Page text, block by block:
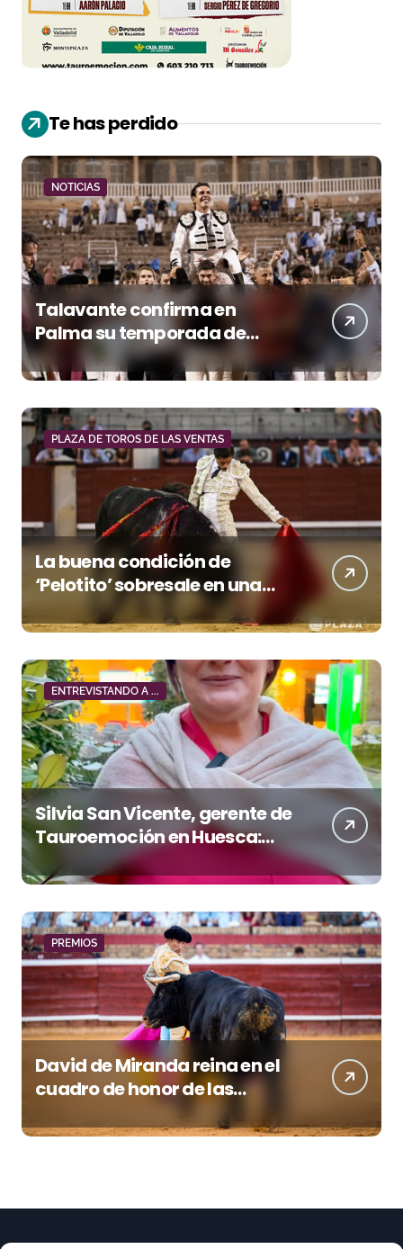
Te has perdido
NOTICIAS
Talavante confirma en
Palma su temporada de
figura y el palco niega el
premio a Roca Rey
PLAZA DE TOROS DE LAS VENTAS
La buena condición de
‘Pelotito’ sobresale en una
noche gris en Las Ventas
ENTREVISTANDO A ...
Silvia San Vicente, gerente de
Tauroemoción en Huesca:
«Todas las figuras del toreo
quieren venir a esta feria»
PREMIOS
David de Miranda reina en el
cuadro de honor de las
Colombinas 2026